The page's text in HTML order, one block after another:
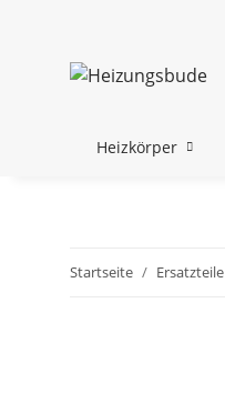
Heizkörper
Startseite Ersatzteile